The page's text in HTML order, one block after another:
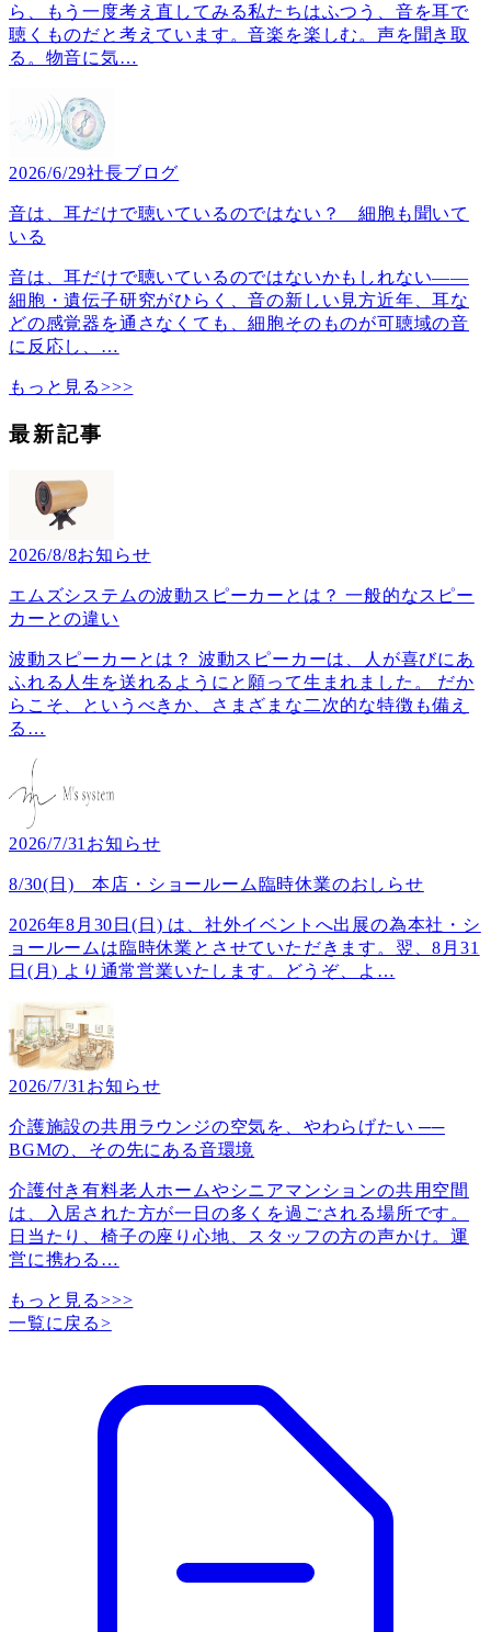
ら、もう一度考え直してみる私たちはふつう、音を耳で
聴くものだと考えています。音楽を楽しむ。声を聞き取
る。物音に気…
2026/6/29社長ブログ
音は、耳だけで聴いているのではない？ 細胞も聞いて
いる
音は、耳だけで聴いているのではないかもしれない――
細胞・遺伝子研究がひらく、音の新しい見方近年、耳な
どの感覚器を通さなくても、細胞そのものが可聴域の音
に反応し、 …
もっと見る>>>
最新記事
2026/8/8お知らせ
エムズシステムの波動スピーカーとは？ 一般的なスピー
カーとの違い
波動スピーカーとは？ 波動スピーカーは、人が喜びにあ
ふれる人生を送れるようにと願って生まれました。 だか
らこそ、というべきか、さまざまな二次的な特徴も備え
る …
2026/7/31 お知らせ
8/30(日) 本店・ショールーム臨時休業のおしらせ
2026年8月30日(日) は、社外イベントへ出展の為本社・シ
ョールームは臨時休業とさせていただきます。翌、8月31
日(月) より通常営業いたします。どうぞ、よ …
2026/7/31 お知らせ
介護施設の共用ラウンジの空気を、やわらげたい ──
BGMの、その先にある音環境
介護付き有料老人ホームやシニアマンションの共用空間
は、入居された方が一日の多くを過ごされる場所です。
日当たり、椅子の座り心地、スタッフの方の声かけ。運
営に携わる …
もっと見る>>>
一覧に戻る>